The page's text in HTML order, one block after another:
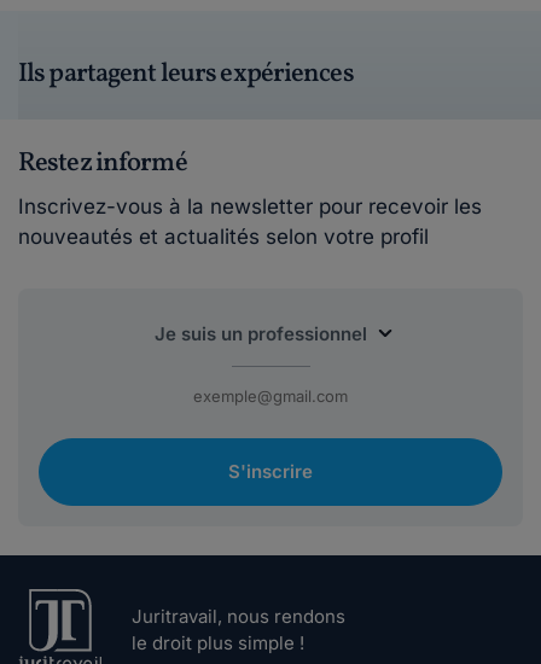
Ils partagent leurs expériences
Restez informé
Inscrivez-vous à la newsletter pour recevoir les
nouveautés et actualités selon votre profil
S'inscrire
Juritravail, nous rendons
le droit plus simple !